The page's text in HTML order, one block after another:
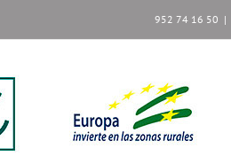
952 74 16 50 |